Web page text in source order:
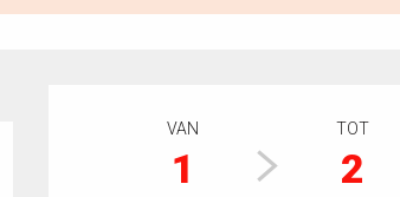
VAN
1
TOT
2